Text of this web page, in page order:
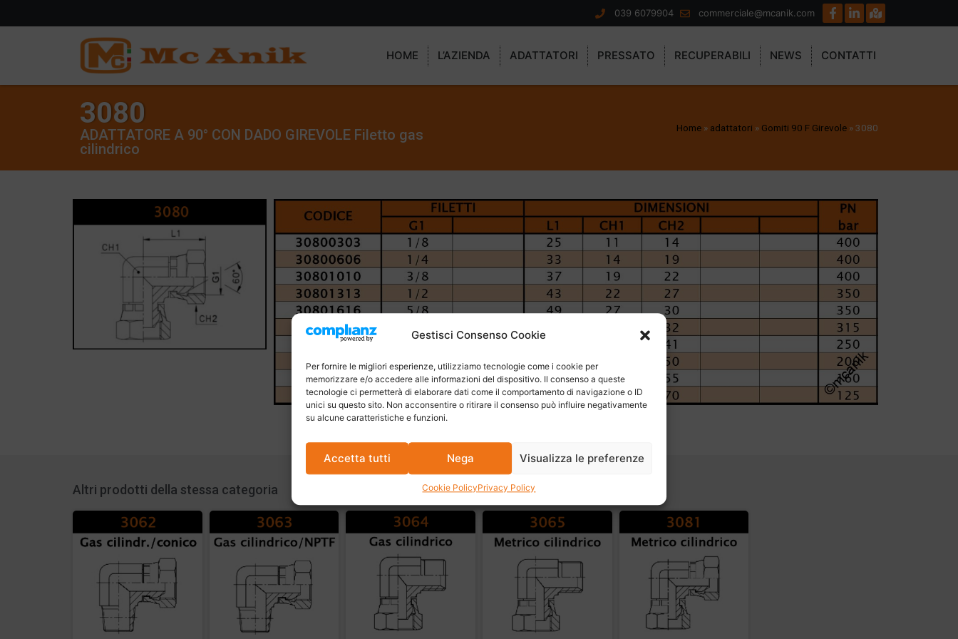
Gestisci Consenso Cookie
Per fornire le migliori esperienze, utilizziamo tecnologie come i cookie per
memorizzare e/o accedere alle informazioni del dispositivo. Il consenso a queste
tecnologie ci permetterà di elaborare dati come il comportamento di navigazione o ID
unici su questo sito. Non acconsentire o ritirare il consenso può influire negativamente
su alcune caratteristiche e funzioni.
Accetta tutti Nega Visualizza le preferenze
Cookie PolicyPrivacy Policy
039 6079904 commerciale@mcanik.com
HOME L’AZIENDA ADATTATORI PRESSATO RECUPERABILI NEWS CONTATTI
3080
ADATTATORE A 90° CON DADO GIREVOLE Filetto gas
cilindrico
Home » adattatori » Gomiti 90 F Girevole »3080
Altri prodotti della stessa categoria